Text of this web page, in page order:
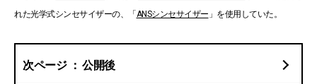
れた光学式シンセサイザーの、「 ANSシンセサイザー 」を使用していた。
公開後